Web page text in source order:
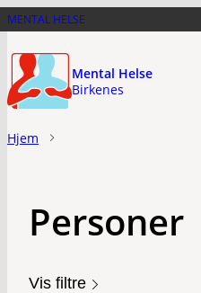
Hopp
hovedinnhold
MENTAL HELSE
Mental Helse
Birkenes
Hjem
Personer
Vis filtre